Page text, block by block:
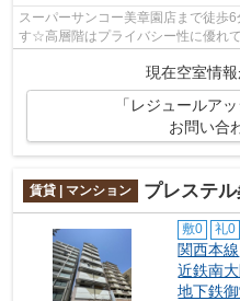
スーパーサンコー美章園店まで徒歩
す☆高層階はプライバシー性に優れ
部にはエレベータ・敷地内ごみ置き
現在空室情報
「レジュールア
お問い合
賃貸 | マンション プレステ
敷0 礼0
関西本線
近鉄南
地下鉄